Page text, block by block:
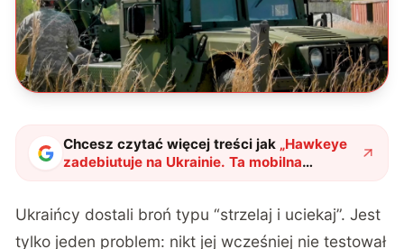
Chcesz czytać więcej treści jak „Hawkeye
zadebiutuje na Ukrainie. Ta mobilna
artyleria łączy 105-mm haubicę z podstawą
Ukraińcy dostali broń typu “strzelaj i uciekaj”. Jest
tylko jeden problem: nikt jej wcześniej nie testował